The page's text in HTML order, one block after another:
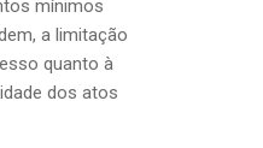
mínimos
a limitação
quanto à
dos atos